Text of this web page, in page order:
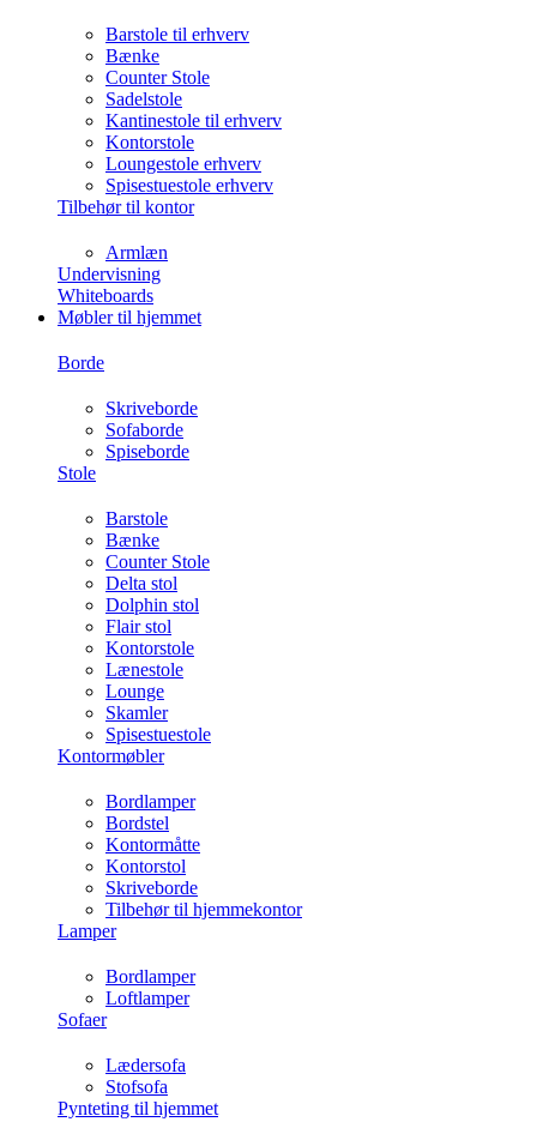
Barstole til erhverv
Bænke
Counter Stole
Sadelstole
Kantinestole til erhverv
Kontorstole
Loungestole erhverv
Spisestuestole erhverv
Tilbehør til kontor
Armlæn
Undervisning
Whiteboards
Møbler til hjemmet
Borde
Skriveborde
Sofaborde
Spiseborde
Stole
Barstole
Bænke
Counter Stole
Delta stol
Dolphin stol
Flair stol
Kontorstole
Lænestole
Lounge
Skamler
Spisestuestole
Kontormøbler
Bordlamper
Bordstel
Kontormåtte
Kontorstol
Skriveborde
Tilbehør til hjemmekontor
Lamper
Bordlamper
Loftlamper
Sofaer
Lædersofa
Stofsofa
Pynteting til hjemmet